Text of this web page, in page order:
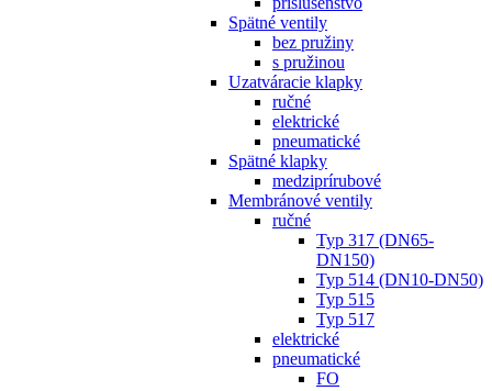
Spätné ventily
bez pružiny
s pružinou
Uzatváracie klapky
ručné
elektrické
pneumatické
Spätné klapky
medziprírubové
Membránové ventily
ručné
Typ 317 (DN65-
DN150)
Typ 514 (DN10-DN50)
Typ 515
Typ 517
elektrické
pneumatické
FO